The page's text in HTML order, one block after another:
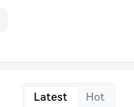
Latest Hot